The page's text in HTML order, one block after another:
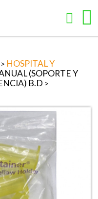
> HOSPITAL Y
(SOPORTE Y
B.D >